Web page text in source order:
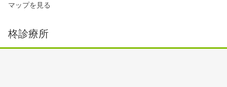
マップを見る
柊診療所